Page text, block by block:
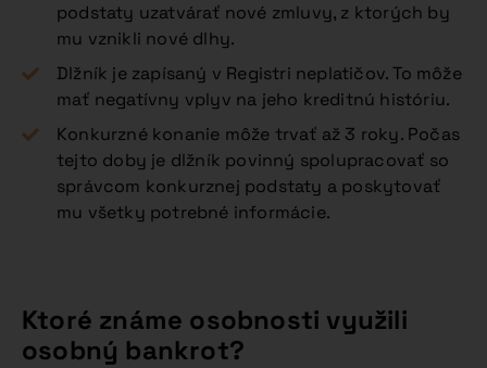
podstaty uzatvárať nové zmluvy, z ktorých by
mu vznikli nové dlhy.
Dlžník je zapísaný v Registri neplatičov. To môže
mať negatívny vplyv na jeho kreditnú históriu.
Konkurzné konanie môže trvať až 3 roky. Počas
tejto doby je dlžník povinný spolupracovať so
správcom konkurznej podstaty a poskytovať
mu všetky potrebné informácie.
Ktoré známe osobnosti využili
osobný bankrot?